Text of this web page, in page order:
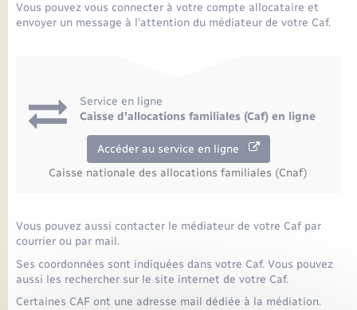
Vous pouvez vous connecter à votre compte allocataire et
envoyer un message à l'attention du médiateur de votre Caf.
Service en ligne
Caisse d'allocations familiales (Caf) en ligne
Accéder au service en ligne
Caisse nationale des allocations familiales (Cnaf)
Vous pouvez aussi contacter le médiateur de votre Caf par
courrier ou par mail.
Ses coordonnées sont indiquées dans votre Caf. Vous pouvez
aussi les rechercher sur le site internet de votre Caf.
Certaines CAF ont une adresse mail dédiée à la médiation.